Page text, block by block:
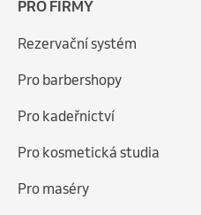
PRO FIRMY
Rezervační systém
Pro barbershopy
Pro kadeřnictví
Pro kosmetická studia
Pro maséry